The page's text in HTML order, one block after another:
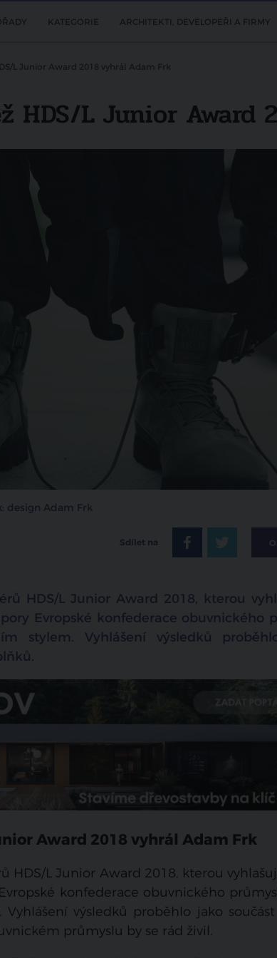
KATEGORIE ARCHITEKTI, DEVELOPEŘI A FIRMY
L Junior Award 2018 vyhrál Adam Frk
HDS/L Junior Award
design Adam Frk
Sdílet na
HDS/L Junior Award 2018, kterou
Evropské konfederace obuvnického
stylem. Vyhlášení výsledků
Award 2018 vyhrál Adam Frk
HDS/L Junior Award 2018, kterou
konfederace obuvnického
výsledků proběhlo jako
průmyslu by se rád živil.